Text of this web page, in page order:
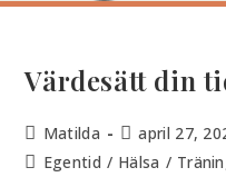
Värdesätt din
Matilda
april 27,
Egentid / Hälsa /